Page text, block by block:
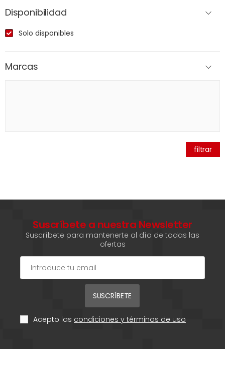
Disponibilidad
Solo disponibles
Marcas
filtrar
Suscríbete a nuestra Newsletter
Suscríbete para mantenerte al día de todas las
ofertas
SUSCRÍBETE
Acepto las condiciones y términos de uso